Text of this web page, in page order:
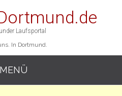
Laufsportal
In Dortmund.
MENÜ